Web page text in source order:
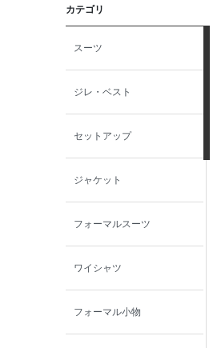
カテゴリ
スーツ
ジレ・ベスト
セットアップ
ジャケット
フォーマルスーツ
ワイシャツ
フォーマル小物